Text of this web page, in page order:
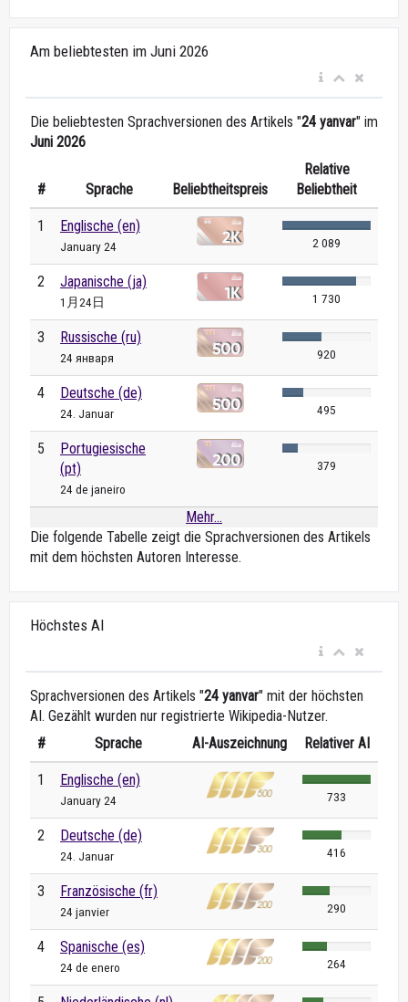
Am beliebtesten im Juni 2026
Die beliebtesten Sprachversionen des Artikels "24 yanvar" im
Juni 2026
# Sprache Beliebtheitspreis
Relative
Beliebtheit
1 Englische (en)
January 24 2 089
2 Japanische (ja)
1月24日 1 730
3 Russische (ru)
24 января 920
4 Deutsche (de)
24. Januar 495
5
Portugiesische
(pt)
24 de janeiro
379
Mehr...
Die folgende Tabelle zeigt die Sprachversionen des Artikels
mit dem höchsten Autoren Interesse.
Höchstes AI
Sprachversionen des Artikels "24 yanvar" mit der höchsten
AI. Gezählt wurden nur registrierte Wikipedia-Nutzer.
#
Sprache AI-Auszeichnung Relativer AI
1 Englische (en)
January 24 733
2 Deutsche (de)
24. Januar 416
3 Französische (fr)
24 janvier 290
4 Spanische (es)
24 de enero 264